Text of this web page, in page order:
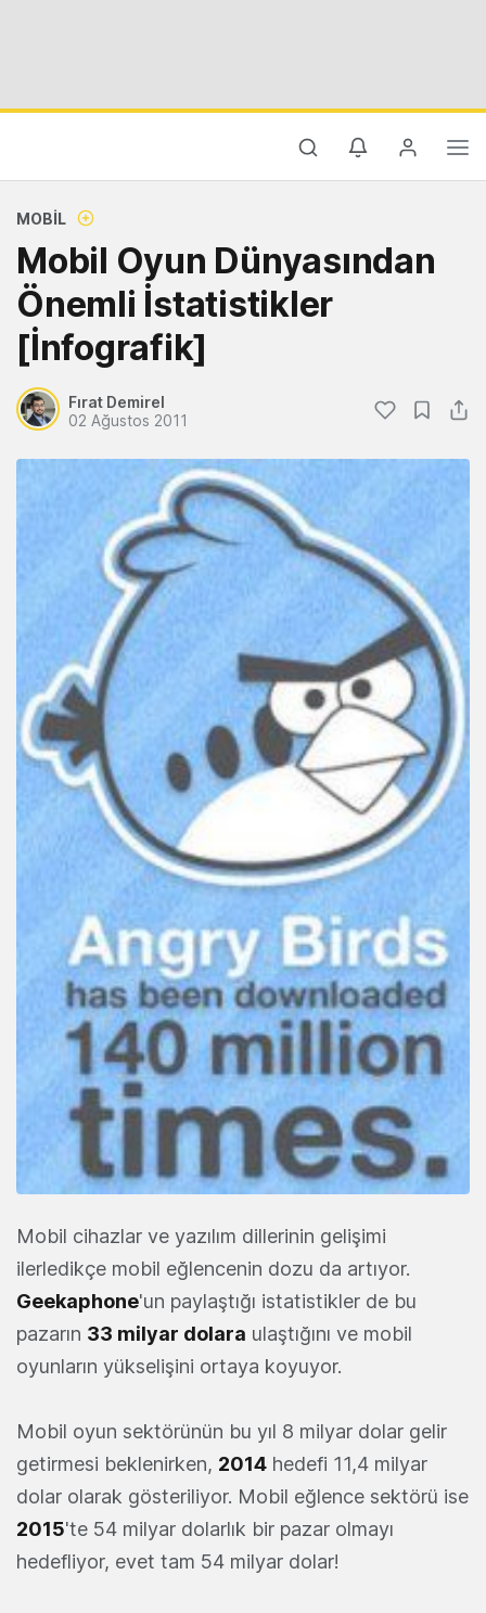
MOBIL
Mobil Oyun Dünyasından
Önemli İstatistikler
[İnfografik]
Fırat Demirel
02 Ağustos 2011
Mobil cihazlar ve yazılım dillerinin gelişimi
ilerledikçe mobil eğlencenin dozu da artıyor.
Geekaphone'un paylaştığı istatistikler de bu
pazarın 33 milyar dolara ulaştığını ve mobil
oyunların yükselişini ortaya koyuyor.
Mobil oyun sektörünün bu yıl 8 milyar dolar gelir
getirmesi beklenirken, 2014 hedefi 11,4 milyar
dolar olarak gösteriliyor. Mobil eğlence sektörü ise
2015'te 54 milyar dolarlık bir pazar olmayı
hedefliyor, evet tam 54 milyar dolar!